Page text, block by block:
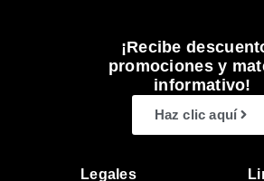
¡Recibe
promociones y
informativo!
Haz clic aquí
Legales